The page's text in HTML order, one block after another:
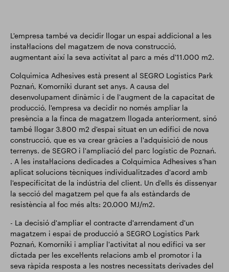
L'empresa també va decidir llogar un espai addicional a les
instal·lacions del magatzem de nova construcció,
augmentant així la seva activitat al parc a més d'11.000 m2.
Colquimica Adhesives està present al SEGRO Logistics Park
Poznań, Komorniki durant set anys. A causa del
desenvolupament dinàmic i de l'augment de la capacitat de
producció, l'empresa va decidir no només ampliar la
presència a la finca de magatzem llogada anteriorment, sinó
també llogar 3.800 m2 d'espai situat en un edifici de nova
construcció, que es va crear gràcies a l'adquisició de nous
terrenys. de SEGRO i l'ampliació del parc logístic de Poznań.
. A les instal·lacions dedicades a Colquimica Adhesives s'han
aplicat solucions tècniques individualitzades d'acord amb
l'especificitat de la indústria del client. Un d'ells és dissenyar
la secció del magatzem pel que fa als estàndards de
resistència al foc més alts: 20.000 MJ/m2.
- La decisió d'ampliar el contracte d'arrendament d'un
magatzem i espai de producció a SEGRO Logistics Park
Poznań, Komorniki i ampliar l'activitat al nou edifici va ser
dictada per les excel·lents relacions amb el promotor i la
seva ràpida resposta a les nostres necessitats derivades del